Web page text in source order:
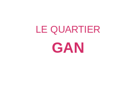
LE QUARTIER
GAN